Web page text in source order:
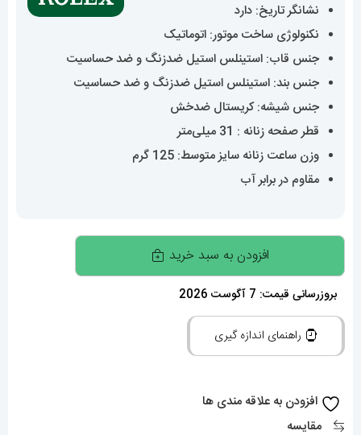
نشانگر تاریخ: دارد
نکنولوژی ساخت موتور: اتوماتیک
جنس قاب: استینلس استیل ضدزنگ و ضد حساسیت
جنس بند: استینلس استیل ضدزنگ و ضد حساسیت
جنس شیشه: کریستال ضدخش
قطر صفحه زنانه : 31 میلی‌متر
وزن ساعت زنانه سایز متوسط: 125 گرم
مقاوم در برابر آب
ساعت
رولکس
زنانه
دیت
جاست
قاب
افزودن به سبد خرید
بروزرسانی قیمت: 7 آگوست 2026
راهنمای اندازه گیری
افزودن به علاقه مندی ها
مقایسه